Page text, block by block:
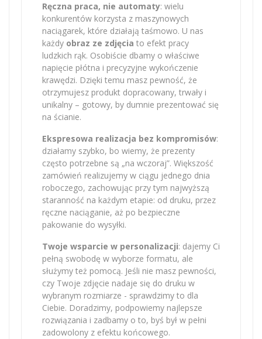
Ręczna praca, nie automaty: wielu
konkurentów korzysta z maszynowych
naciągarek, które działają taśmowo. U nas
każdy obraz ze zdjęcia to efekt pracy
ludzkich rąk. Osobiście dbamy o właściwe
napięcie płótna i precyzyjne wykończenie
krawędzi. Dzięki temu masz pewność, że
otrzymujesz produkt dopracowany, trwały i
unikalny – gotowy, by dumnie prezentować się
na ścianie.
Ekspresowa realizacja bez kompromisów:
działamy szybko, bo wiemy, że prezenty
często potrzebne są „na wczoraj”. Większość
zamówień realizujemy w ciągu jednego dnia
roboczego, zachowując przy tym najwyższą
staranność na każdym etapie: od druku, przez
ręczne naciąganie, aż po bezpieczne
pakowanie do wysyłki.
Twoje wsparcie w personalizacji: dajemy Ci
pełną swobodę w wyborze formatu, ale
służymy też pomocą. Jeśli nie masz pewności,
czy Twoje zdjęcie nadaje się do druku w
wybranym rozmiarze - sprawdzimy to dla
Ciebie. Doradzimy, podpowiemy najlepsze
rozwiązania i zadbamy o to, byś był w pełni
zadowolony z efektu końcowego.